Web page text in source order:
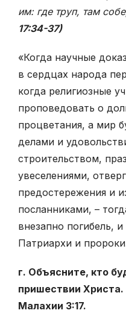
им: где труп, там
17:34-37)
«Когда научные
в сердцах народа
когда религиозные
проповедовать о
процветания, а мир
делами и
строительством,
увеселениями,
предостережения и
посланниками, –
внезапно погибель,
Патриархи и
г. Объясните, кто
пришествии
Малахии 3:17.